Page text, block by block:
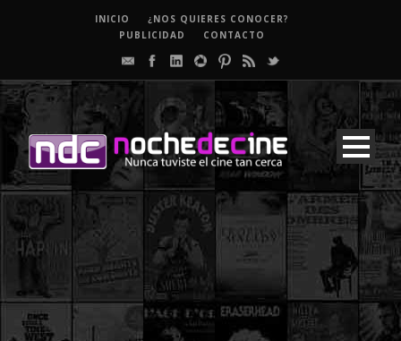
INICIO
¿NOS QUIERES CONOCER?
PUBLICIDAD
CONTACTO